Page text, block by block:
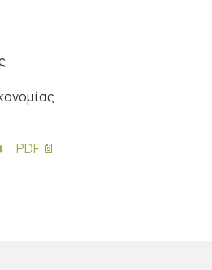
PDF 📄